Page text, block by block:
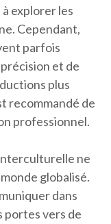
à explorer les
Cependant,
parfois
et de
plus
recommandé de
professionnel.
ne
globalisé.
dans
vers de